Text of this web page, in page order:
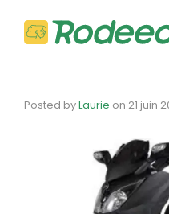
Posted byLaurie on 21 juin